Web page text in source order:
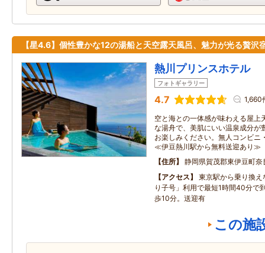
【星4.6】個性豊かな12の湯船と天空露天風呂、魅力が光る贅沢
熱川プリンスホテル
フォトギャラリー
4.7 1,660
空と海との一体感が味わえる屋上
な湯舟で、美肌にいい温泉成分が
お楽しみください。無人コンビニ
≪伊豆熱川駅から無料送迎あり≫
住所
静岡県賀茂郡東伊豆
アクセス
東京駅から乗り換
り子号」利用で最短1時間40分で
歩10分。送迎有
この施